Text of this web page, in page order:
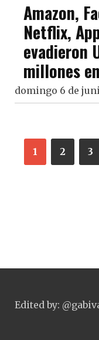
Amazon,
Netflix,
evadieron
millones
domingo 6 de
1 2 3
Edited by: